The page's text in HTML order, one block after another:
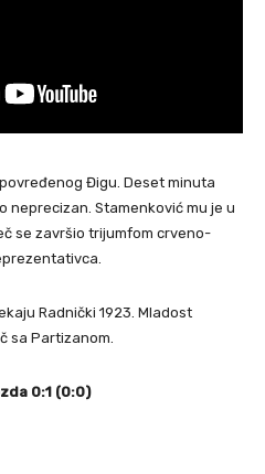
Đigu. Deset minuta
neprecizan. Stamenković mu je u
se završio trijumfom crveno-
Radnički 1923. Mladost
sa Partizanom.
0:1 (0:0)